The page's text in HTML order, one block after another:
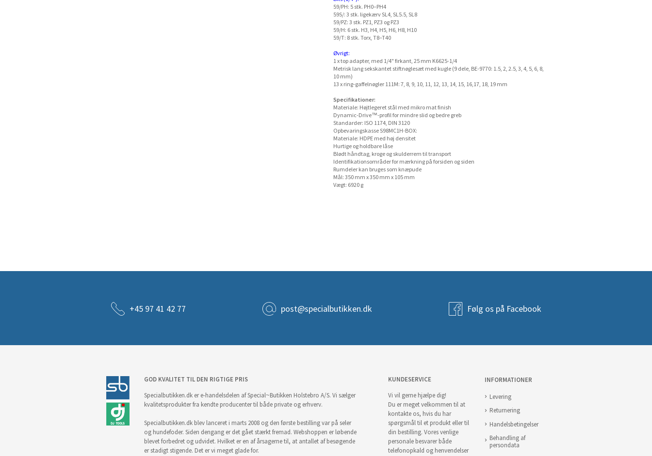
59/PH: 5 stk. PH0–PH4
59S/: 3 stk. ligekærv SL4, SL5.5, SL8
59/PZ: 3 stk. PZ1, PZ3 og PZ3
59/H: 6 stk. H3, H4, H5, H6, H8, H10
59/T: 8 stk. Torx, T8–T40
Øvrigt:
1 x top adapter, med 1/4" firkant, 25 mm K6625-1/4
Metrisk lang sekskantet stiftnøglesæt med kugle (9 dele, BE-9770: 1.5, 2, 2.5, 3, 4, 5, 6, 8,
10 mm)
13 x ring-gaffelnøgler 111M: 7, 8, 9, 10, 11, 12, 13, 14, 15, 16,17, 18, 19 mm
Specifikationer:
Materiale: Højtlegeret stål med mikro mat finish
Dynamic-Drive™-profil for mindre slid og bedre greb
Standarder: ISO 1174, DIN 3120
Opbevaringskasse S98MC1H-BOX:
Materiale: HDPE med høj densitet
Hurtige og holdbare låse
Blødt håndtag, kroge og skulderrem til transport
Identifikationsområder for mærkning på forsiden og siden
Rumdeler kan bruges som knæpude
Mål: 350 mm x 350 mm x 105 mm
Vægt: 6920 g
+45 97 41 42 77 post@specialbutikken.dk Følg os på Facebook
GOD KVALITET TIL DEN RIGTIGE PRIS
Specialbutikken.dk er e-handelsdelen af Special~Butikken Holstebro A/S. Vi sælger
kvalitetsprodukter fra kendte producenter til både private og erhverv.
Specialbutikken.dk blev lanceret i marts 2008 og den første bestilling var på seler
og hundefoder. Siden dengang er det gået stærkt fremad. Webshoppen er løbende
blevet forbedret og udvidet. Hvilket er en af årsagerne til, at antallet af besøgende
er stadigt stigende. Det er vi meget glade for.
KUNDESERVICE
Vi vil gerne hjælpe dig!
Du er meget velkommen til at
kontakte os, hvis du har
spørgsmål til et produkt eller til
din bestilling. Vores venlige
personale besvarer både
telefonopkald og henvendelser
INFORMATIONER
Levering
Returnering
Handelsbetingelser
Behandling af
persondata